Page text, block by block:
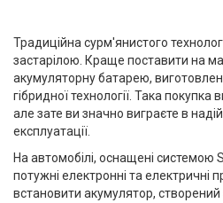
Традиційна сурм'янистого
застарілою. Краще поставити на
акумуляторну батарею,
гібридної технології. Така
але зате ви значно виграєте в
експлуатації.
На автомобілі, оснащені системою
потужні електронні та електричні
встановити акумулятор, створений